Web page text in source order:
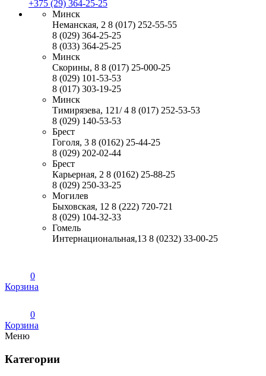
+375 (29) 364-25-25
Минск
Неманская, 2 8 (017) 252-55-55
8 (029) 364-25-25
8 (033) 364-25-25
Минск
Скорины, 8 8 (017) 25-000-25
8 (029) 101-53-53
8 (017) 303-19-25
Минск
Тимирязева, 121/ 4 8 (017) 252-53-53
8 (029) 140-53-53
Брест
Гоголя, 3 8 (0162) 25-44-25
8 (029) 202-02-44
Брест
Карьерная, 2 8 (0162) 25-88-25
8 (029) 250-33-25
Могилев
Быховская, 12 8 (222) 720-721
8 (029) 104-32-33
Гомель
Интернациональная,13 8 (0232) 33-00-25
0
Корзина
0
Корзина
Меню
Категории